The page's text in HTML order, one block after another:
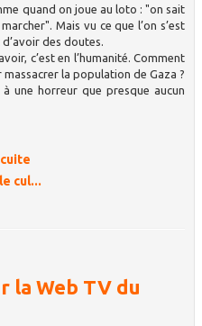
quand on joue au loto : "on sait
Mais vu ce que l’on s’est
des doutes.
c’est en l’humanité. Comment
la population de Gaza ?
une horreur que presque aucun
cul...
la Web TV du